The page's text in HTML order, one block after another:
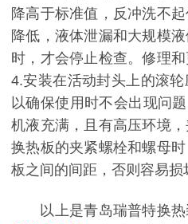
降高于标准值，反冲洗不
降低，液体泄漏和大规模
时，才会停止检查。修理
4.安装在活动封头上的滚轮
以确保使用时不会出现问
机液充满，且有高压环境
换热板的夹紧螺栓和螺母
板之间的间距，否则容易损
以上是青岛瑞普特换